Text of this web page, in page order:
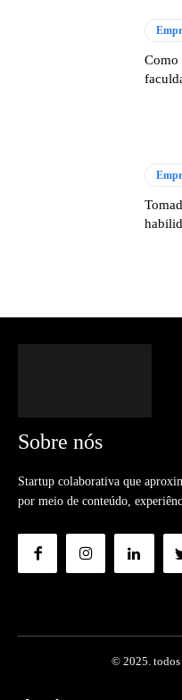
Como
Sobre nós
Startup colaborativa que
por meio de conteúdo,
© 2025. todos